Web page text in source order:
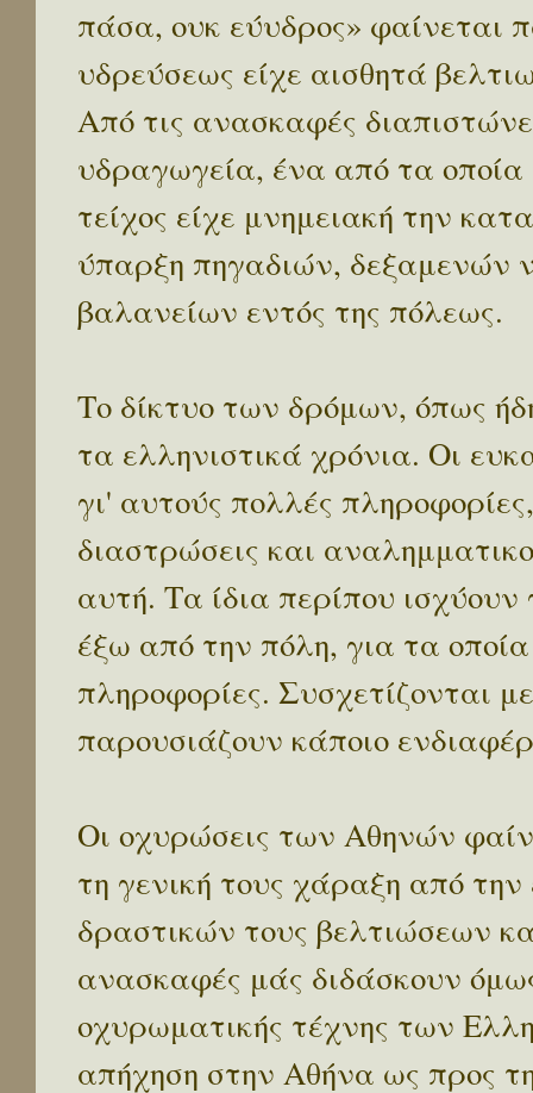
πάσα, ουκ εύυδρος» φαίνεται
υδρεύσεως είχε αισθητά
Από τις ανασκαφές
υδραγωγεία, ένα από τα
τείχος είχε μνημειακή την
ύπαρξη πηγαδιών, δεξαμενών
βαλανείων εντός της πόλεως.
Το δίκτυο των δρόμων, όπως
τα ελληνιστικά χρόνια. Οι
γι' αυτούς πολλές
διαστρώσεις και
αυτή. Τα ίδια περίπου
έξω από την πόλη, για τα
πληροφορίες. Συσχετίζονται
παρουσιάζουν κάποιο
Οι οχυρώσεις των Αθηνών
τη γενική τους χάραξη από
δραστικών τους βελτιώσεων
ανασκαφές μάς διδάσκουν
οχυρωματικής τέχνης των
απήχηση στην Αθήνα ως προς